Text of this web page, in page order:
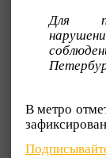
Для
В метро